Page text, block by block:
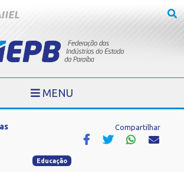
IEL
MENU
Compartilhar
Educação